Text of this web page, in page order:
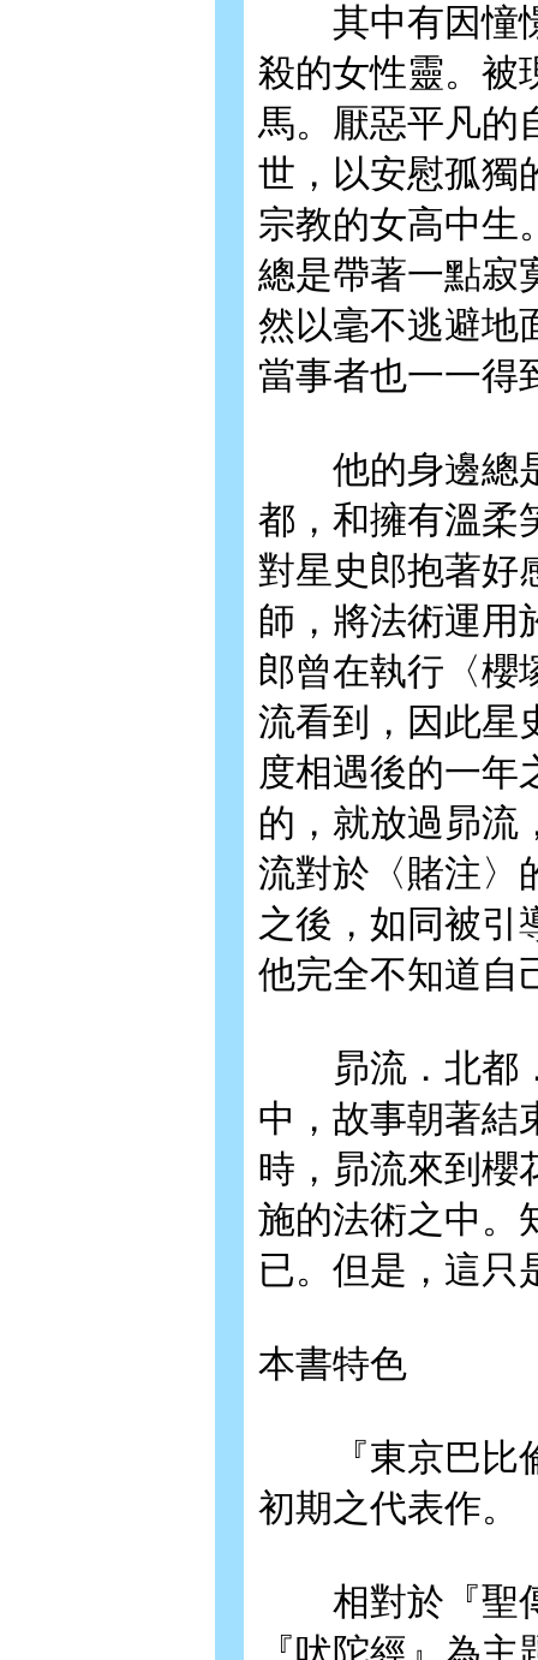
其中有因憧憬
殺的女性靈。被
馬。厭惡平凡的
世，以安慰孤獨
宗教的女高中生
總是帶著一點寂
然以毫不逃避地
當事者也一一得
他的身邊總是
都，和擁有溫柔
對星史郎抱著好
師，將法術運用
郎曾在執行〈櫻
流看到，因此星
度相遇後的一年
的，就放過昴流
流對於〈賭注〉
之後，如同被引
他完全不知道自
昴流．北都．
中，故事朝著結
時，昴流來到櫻
施的法術之中。
已。但是，這只
本書特色
『東京巴比倫
初期之代表作。
相對於『聖傳